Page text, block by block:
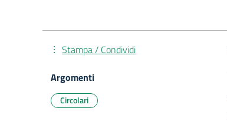
Stampa / Condividi
Argomenti
Circolari